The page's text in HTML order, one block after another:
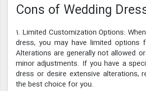
Cons of Wedding
1. Limited Customization Options:
dress, you may have limited options
Alterations are generally not allowed
minor adjustments. If you have a
dress or desire extensive alterations,
the best choice for you.